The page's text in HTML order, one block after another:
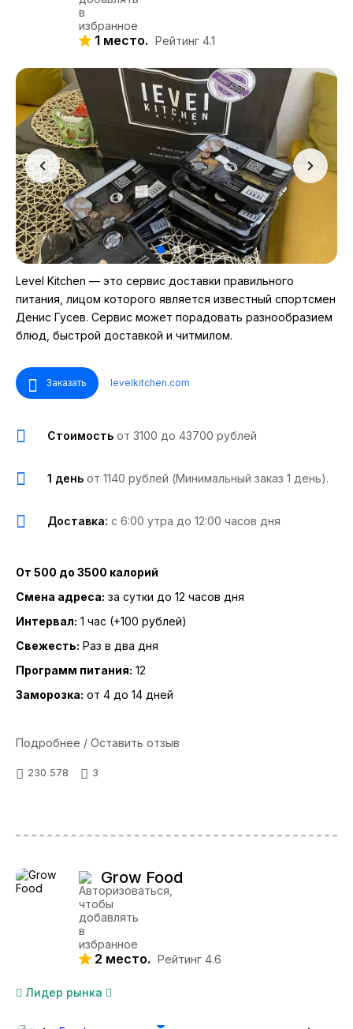
1 место. Рейтинг 4.1
Level Kitchen — это сервис доставки правильного
питания, лицом которого является известный спортсмен
Денис Гусев. Сервис может порадовать разнообразием
блюд, быстрой доставкой и читмилом.
Заказать levelkitchen.com
Стоимость от 3100 до 43700 рублей
1 день от 1140 рублей (Минимальный заказ 1 день).
Доставка: с 6:00 утра до 12:00 часов дня
От 500 до 3500 калорий
Смена адреса: за сутки до 12 часов дня
Интервал: 1 час (+100 рублей)
Свежесть: Раз в два дня
Программ питания: 12
Заморозка: от 4 до 14 дней
Подробнее / Оставить отзыв
230 578 3
Grow Food
2 место. Рейтинг 4.6
Лидер рынка